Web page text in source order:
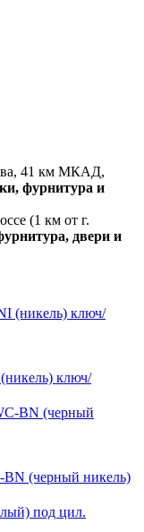
41 км МКАД,
фурнитура и
(1 км от г.
двери и
ключ/
BN (черный никель)